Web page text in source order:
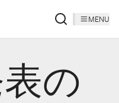
MENU
の